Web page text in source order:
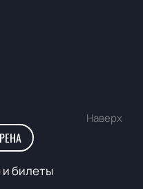
Наверх
билеты